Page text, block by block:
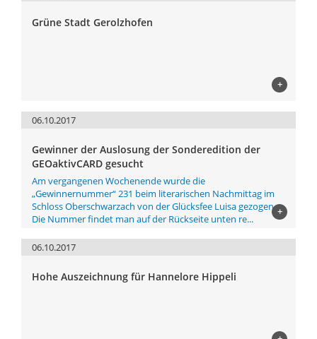
Grüne Stadt Gerolzhofen
+
06.10.2017
Gewinner der Auslosung der Sonderedition der
GEOaktivCARD gesucht
Am vergangenen Wochenende wurde die
„Gewinnernummer“ 231 beim literarischen Nachmittag im
Schloss Oberschwarzach von der Glücksfee Luisa gezogen.
Die Nummer findet man auf der Rückseite unten re...
+
06.10.2017
Hohe Auszeichnung für Hannelore Hippeli